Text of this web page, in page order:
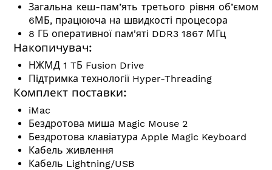
Загальна кеш-пам’ять третього рівня об’ємом
6МБ, працююча на швидкості процесора
8 ГБ оперативної пам'яті DDR3 1867 МГц
Накопичувач:
НЖМД 1 TБ Fusion Drive
Підтримка технології Hyper-Threading
Комплект поставки:
iMac
Бездротова миша Magic Mouse 2
Бездротова клавіатура Apple Magic Keyboard
Кабель живлення
Кабель Lightning/USB